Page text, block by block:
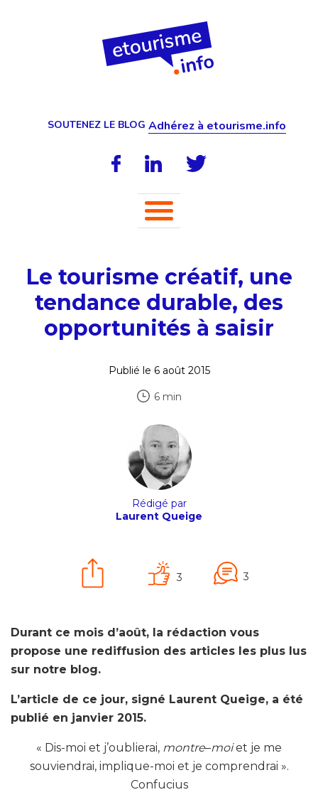
SOUTENEZ LE BLOG Adhérez à etourisme.info
Le tourisme créatif, une
tendance durable, des
opportunités à saisir
Publié le 6 août 2015
6 min
Rédigé par
Laurent Queige
3 3
Durant ce mois d’août, la rédaction vous
propose une rediffusion des articles les plus lus
sur notre blog.
L’article de ce jour, signé Laurent Queige, a été
publié en janvier 2015.
« Dis-moi et j’oublierai, montre–moi et je me
souviendrai, implique-moi et je comprendrai ».
Confucius